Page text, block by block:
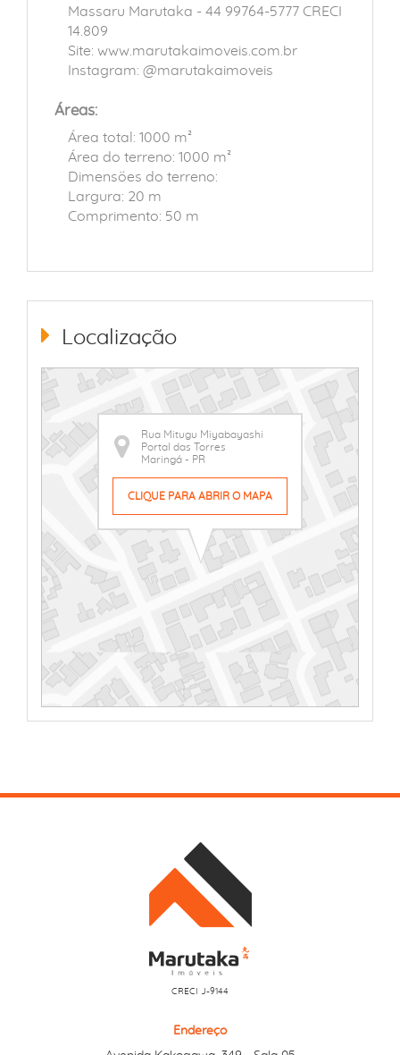
Massaru Marutaka - 44 99764-5777 CRECI
14.809
Site: www.marutakaimoveis.com.br
Instagram: @marutakaimoveis
Áreas:
Área total: 1000 m²
Área do terreno: 1000 m²
Dimensões do terreno:
Largura: 20 m
Comprimento: 50 m
Localização
Rua Mitugu Miyabayashi
Portal das Torres
Maringá - PR
CLIQUE PARA ABRIR O MAPA
CRECI J-9144
Endereço